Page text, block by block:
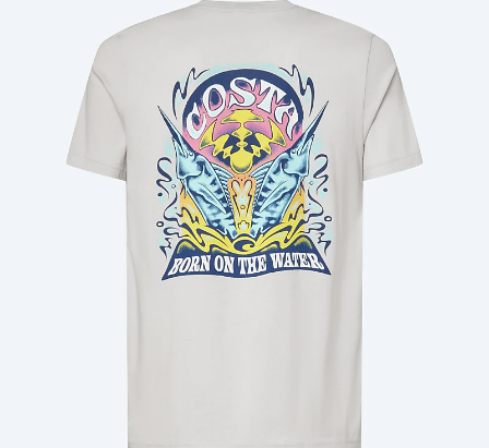
Precio:
Cantidad:
Precio: Sin cargo
Cantidad: